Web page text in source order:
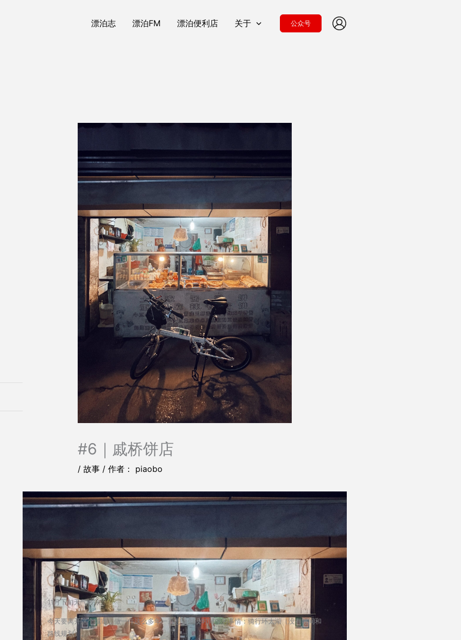
漂泊志 漂泊FM 漂泊便利店 关于 公众号
#6｜戚桥饼店
/ 故事/ 作者： piaobo
11月下旬天气转凉。
今天要离开这个城市，做一件这么多年一直想做但没时间做的事情：骑行环太湖（没有时间和
路线规划）。